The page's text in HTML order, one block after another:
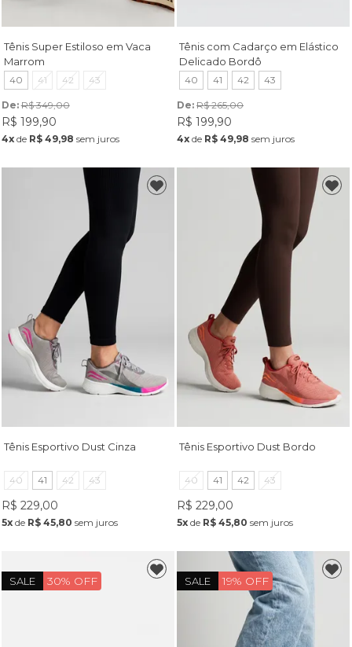
Tênis Super Estiloso em Vaca
Marrom
40 41 42 43
De: R$ 349,00
R$ 199,90
4xde R$ 49,98 sem juros
Tênis com Cadarço em Elástico
Delicado Bordô
40 41 42 43
De: R$ 265,00
R$ 199,90
4x de R$ 49,98 sem juros
Tênis Esportivo Dust Cinza
40 41 42 43
R$ 229,00
5xde R$ 45,80 sem juros
Tênis Esportivo Dust Bordo
40 41 42 43
R$ 229,00
5x de R$ 45,80 sem juros
SALE 30% OFF SALE 19% OFF